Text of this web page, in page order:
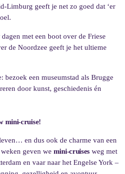
Limburg geeft je net zo goed dat ‘er
met een boot over de Friese
de Noordzee geeft je het ultieme
bezoek een museumstad als Brugge
door kunst, geschiedenis én
mini-cruise!
en dus ook de charme van een
geven we mini-cruises weg met
en vaar naar het Engelse York –